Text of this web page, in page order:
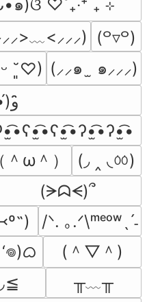
๑)ଓ ♡˚₊‧⁺ ₊ ⊹
(꒪▿꒪)
˘͈♡) (⸝⸝๑  ̫ ๑⸝⸝⸝)
（＾ω＾）
(◞ ‸ ◟ㆀ)
(ᗒᗣᗕ)՞
/ᐠ. ｡.ᐟ\ᵐᵉᵒʷˎˊ˗
(＾▽＾)
╥﹏╥